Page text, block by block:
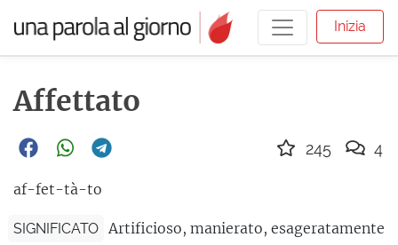
Inizia
Affettato
af-fet-tà-to
SIGNIFICATO
Artificioso, manierato, esageratamente
245 4